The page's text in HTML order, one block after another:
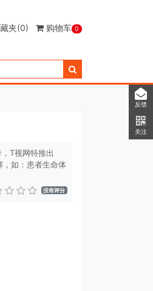
夹(0) 购物车 0
T视网特推出
，如：患者生命体
没有评分
反馈
关注